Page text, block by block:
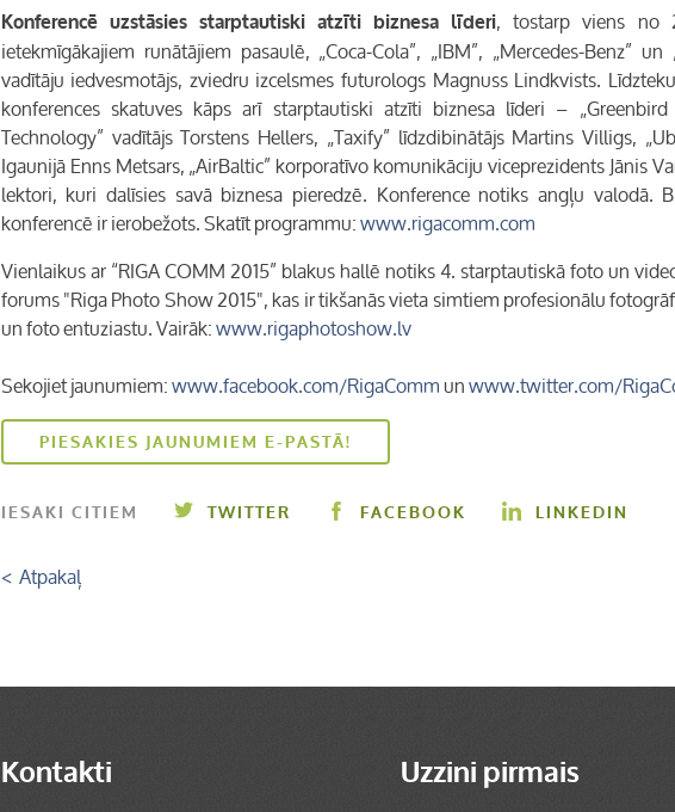
Konferencē uzstāsies starptautiski atzīti biznesa līderi, tostarp viens no
ietekmīgākajiem runātājiem pasaulē, „Coca-Cola”, „IBM”, „Mercedes-Benz” un
vadītāju iedvesmotājs, zviedru izcelsmes futurologs Magnuss Lindkvists.
konferences skatuves kāps arī starptautiski atzīti biznesa līderi –
Technology” vadītājs Torstens Hellers, „Taxify” līdzdibinātājs Martins Villigs,
Igaunijā Enns Metsars, „AirBaltic” korporatīvo komunikāciju viceprezidents Jānis
lektori, kuri dalīsies savā biznesa pieredzē. Konference notiks angļu valodā.
konferencē ir ierobežots. Skatīt programmu:www.rigacomm.com
Vienlaikus ar “RIGA COMM 2015” blakus hallē notiks 4. starptautiskā foto un
forums "Riga Photo Show 2015", kas ir tikšanās vieta simtiem profesionālu
un foto entuziastu. Vairāk:www.rigaphotoshow.lv
Sekojiet jaunumiem:www.facebook.com/RigaCommunwww.twitter.com/
PIESAKIES JAUNUMIEM E-PASTĀ!
IESAKI CITIEM TWITTER FACEBOOK LINKEDIN
< Atpakaļ
Kontakti Uzzini pirmais